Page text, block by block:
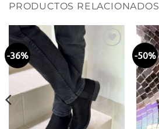
PRODUCTOS RELACIONADOS
-36%
deseos
-50%